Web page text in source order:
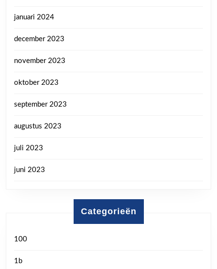
januari 2024
december 2023
november 2023
oktober 2023
september 2023
augustus 2023
juli 2023
juni 2023
Categorieën
100
1b